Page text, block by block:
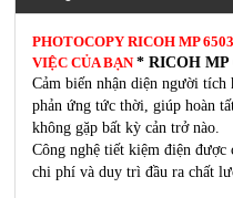
PHOTOCOPY RICOH MP
VIỆC CỦA BẠN * RICOH MP
Cảm biến nhận diện người
phản ứng tức thời, giúp hoàn
không gặp bất kỳ cản trở nào.
Công nghệ tiết kiệm điện
chi phí và duy trì đầu ra chất